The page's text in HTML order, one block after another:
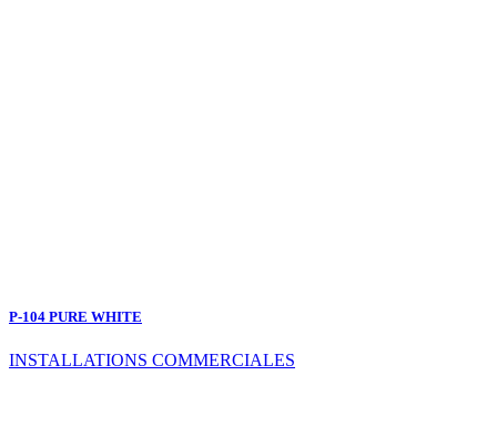
P-104 PURE WHITE
INSTALLATIONS COMMERCIALES